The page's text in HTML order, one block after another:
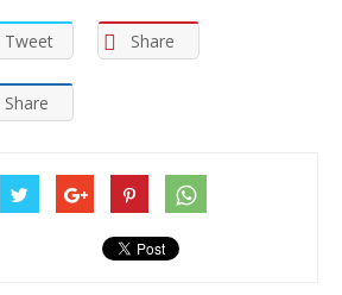
Tweet Share
Share